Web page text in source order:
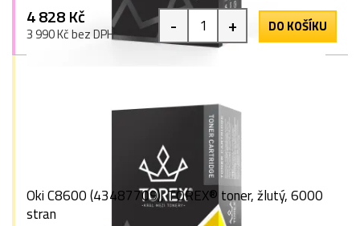
4 828 Kč
3 990 Kč bez DPH - + DO KOŠÍKU
Oki C8600 (43487709), TOREX® toner, žlutý, 6000
stran